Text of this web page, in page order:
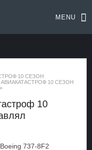
MENU
10 СЕЗОН
10 СЕЗОН
10
Boeing 737-8F2